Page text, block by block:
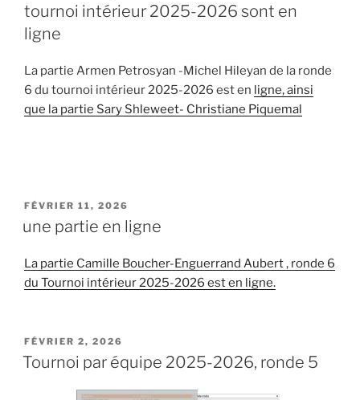
tournoi intérieur 2025-2026 sont en
ligne
La partie Armen Petrosyan -Michel Hileyan de la ronde
6 du tournoi intérieur 2025-2026 est en ligne, ainsi
que la partie Sary Shleweet- Christiane Piquemal
PUBLIÉ
FÉVRIER 11, 2026
une partie en ligne
La partie Camille Boucher-Enguerrand Aubert , ronde 6
du Tournoi intérieur 2025-2026 est en ligne.
PUBLIÉ
LE
FÉVRIER 2, 2026
Tournoi par équipe 2025-2026, ronde 5